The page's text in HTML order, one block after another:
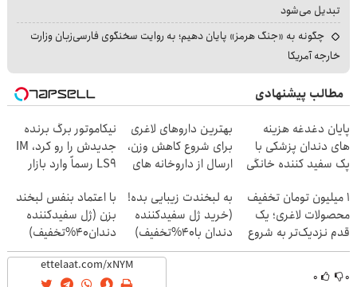
تبدیل می‌شود
چگونه به «جنگ هرمز» پایان دهیم؛ به روایت سخنگوی فارسی‌زبان وزارت
خارجه آمریکا
مطالب پیشنهادی
پایان دغدغه هزینه
های دندان پزشکی با
پک سفید کننده خانگی
بهترین داروهای لاغری
برای شروع کاهش وزن،
ارسال از داروخانه های
نیکاموتور برگ برنده
جدیدش را رو کرد، IM
LS9 رسماً وارد بازار
۱ میلیون تومان تخفیف
محصولات لاغری؛ یک
قدم نزدیک‌تر به شروع
کاهش وزن
به لبخندت زیبایی بده!
(خرید ژل سفیدکننده
دندان با40%تخفیف)
با اعتماد بنفس لبخند
بزن (ژل سفیدکننده
دندان40%تخفیف)
۰ ۰